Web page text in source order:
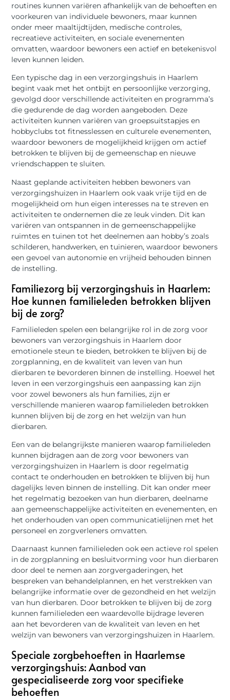
routines kunnen variëren afhankelijk van de behoeften en
voorkeuren van individuele bewoners, maar kunnen
onder meer maaltijdtijden, medische controles,
recreatieve activiteiten, en sociale evenementen
omvatten, waardoor bewoners een actief en betekenisvol
leven kunnen leiden.
Een typische dag in een verzorgingshuis in Haarlem
begint vaak met het ontbijt en persoonlijke verzorging,
gevolgd door verschillende activiteiten en programma’s
die gedurende de dag worden aangeboden. Deze
activiteiten kunnen variëren van groepsuitstapjes en
hobbyclubs tot fitnesslessen en culturele evenementen,
waardoor bewoners de mogelijkheid krijgen om actief
betrokken te blijven bij de gemeenschap en nieuwe
vriendschappen te sluiten.
Naast geplande activiteiten hebben bewoners van
verzorgingshuizen in Haarlem ook vaak vrije tijd en de
mogelijkheid om hun eigen interesses na te streven en
activiteiten te ondernemen die ze leuk vinden. Dit kan
variëren van ontspannen in de gemeenschappelijke
ruimtes en tuinen tot het deelnemen aan hobby’s zoals
schilderen, handwerken, en tuinieren, waardoor bewoners
een gevoel van autonomie en vrijheid behouden binnen
de instelling.
Familiezorg bij verzorgingshuis in Haarlem:
Hoe kunnen familieleden betrokken blijven
bij de zorg?
Familieleden spelen een belangrijke rol in de zorg voor
bewoners van verzorgingshuis in Haarlem door
emotionele steun te bieden, betrokken te blijven bij de
zorgplanning, en de kwaliteit van leven van hun
dierbaren te bevorderen binnen de instelling. Hoewel het
leven in een verzorgingshuis een aanpassing kan zijn
voor zowel bewoners als hun families, zijn er
verschillende manieren waarop familieleden betrokken
kunnen blijven bij de zorg en het welzijn van hun
dierbaren.
Een van de belangrijkste manieren waarop familieleden
kunnen bijdragen aan de zorg voor bewoners van
verzorgingshuizen in Haarlem is door regelmatig
contact te onderhouden en betrokken te blijven bij hun
dagelijks leven binnen de instelling. Dit kan onder meer
het regelmatig bezoeken van hun dierbaren, deelname
aan gemeenschappelijke activiteiten en evenementen, en
het onderhouden van open communicatielijnen met het
personeel en zorgverleners omvatten.
Daarnaast kunnen familieleden ook een actieve rol spelen
in de zorgplanning en besluitvorming voor hun dierbaren
door deel te nemen aan zorgvergaderingen, het
bespreken van behandelplannen, en het verstrekken van
belangrijke informatie over de gezondheid en het welzijn
van hun dierbaren. Door betrokken te blijven bij de zorg
kunnen familieleden een waardevolle bijdrage leveren
aan het bevorderen van de kwaliteit van leven en het
welzijn van bewoners van verzorgingshuizen in Haarlem.
Speciale zorgbehoeften in Haarlemse
verzorgingshuis: Aanbod van
gespecialiseerde zorg voor specifieke
behoeften